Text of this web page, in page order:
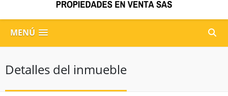
MENÚ
Detalles del inmueble